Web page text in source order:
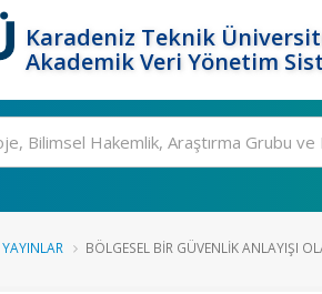
Karadeniz Teknik
Akademik Veri Yönetim
BÖLGESEL BİR GÜVENLİK ANLAYIŞI